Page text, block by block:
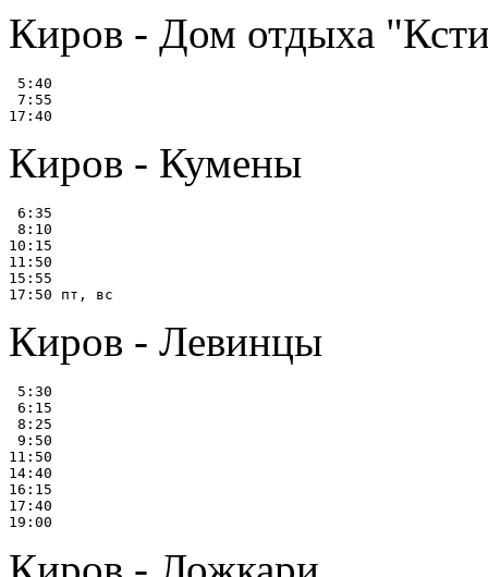
Киров - Дом отдыха
5:40
7:55
Киров - Кумены
6:35
8:10
10:15
11:50
15:55
Киров - Левинцы
5:30
6:15
8:25
9:50
11:50
14:40
16:15
17:40